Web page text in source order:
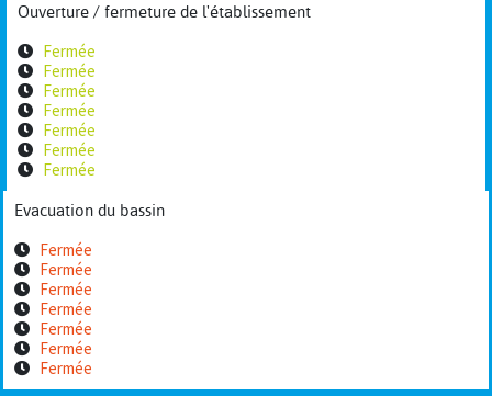
Ouverture / fermeture de l'établissement
Fermée
Fermée
Fermée
Fermée
Fermée
Fermée
Fermée
Evacuation du bassin
Fermée
Fermée
Fermée
Fermée
Fermée
Fermée
Fermée